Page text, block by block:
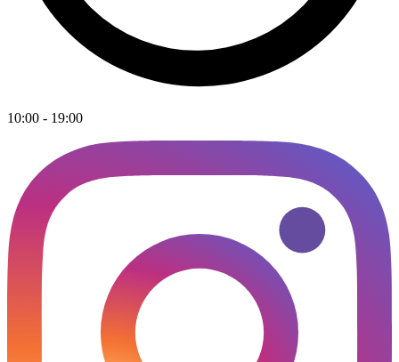
10:00 - 19:00